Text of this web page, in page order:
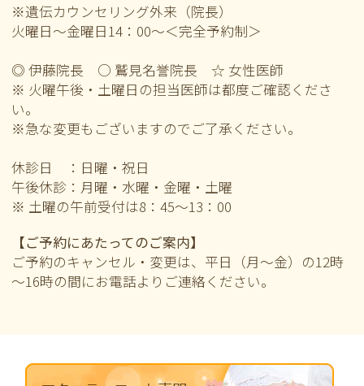
※遺伝カウンセリング外来（院長）
火曜日～金曜日14：00～＜完全予約制＞
◎ 伊藤院長 ○ 鷲見名誉院長 ☆ 女性医師
※ 火曜午後・土曜日の担当医師は都度ご確認くださ
い。
※急な変更もございますのでご了承ください。
休診日 ：日曜・祝日
午後休診：月曜・水曜・金曜・土曜
※ 土曜の午前受付は8：45～13：00
【ご予約にあたってのご案内】
ご予約のキャンセル・変更は、平日（月～金）の12時
～16時の間にお電話よりご連絡ください。